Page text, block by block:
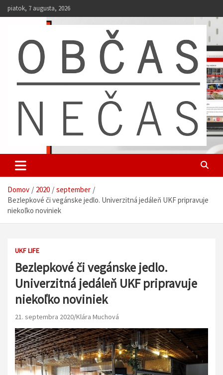
k
piatok, 7 augusta, 2026
Občas Nečas
Domov 2020
september
Bezlepkové či vegánske jedlo. Univerzitná jedáleň UKF pripravuje
niekoľko noviniek
UKF LIFE
Bezlepkové či vegánske jedlo.
Univerzitná jedáleň UKF pripravuje
niekoľko noviniek
21. septembra 2020 Klára Muchová